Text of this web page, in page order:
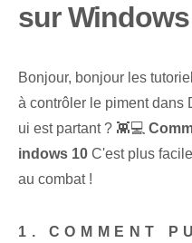
sur
Bonjour, bonjour les
à contrôler le piment dans
ui est partant ? 👾💻
indows 10 C'est plus
au combat !
1. COMMENT